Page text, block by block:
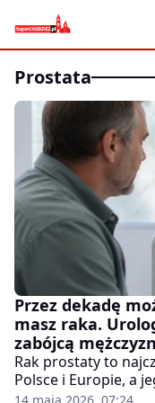
prostata
Przez dekadę
masz raka.
zabójcą mężczyzn
Rak prostaty to
Polsce i Europie, a
polega na tym, że